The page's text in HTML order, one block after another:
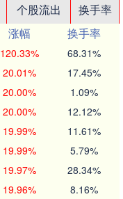
个股流出
换手率
涨幅
换手率
120.33% 68.31%
20.01% 17.45%
20.00% 1.09%
20.00% 12.12%
19.99% 11.61%
19.99% 5.79%
19.97% 28.34%
19.96% 8.16%